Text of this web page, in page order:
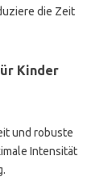
die Zeit
Kinder
und robuste
Intensität